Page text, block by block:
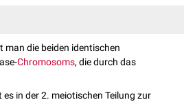
man die beiden identischen
Chromosoms, die durch das
es in der 2. meiotischen Teilung zur